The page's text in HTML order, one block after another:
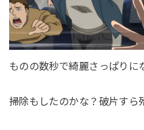
ものの数秒で綺麗さっぱりに
掃除もしたのかな？破片すら